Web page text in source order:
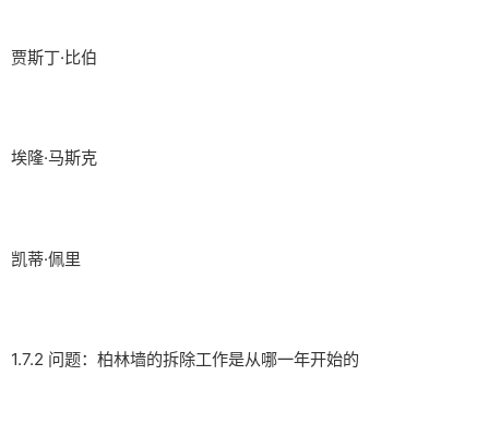
贾斯丁·比伯
埃隆·马斯克
凯蒂·佩里
1.7.2 问题：柏林墙的拆除工作是从哪一年开始的